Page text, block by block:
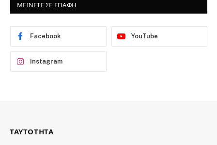
ΜΕΙΝΕΤΕ ΣΕ ΕΠΑΦΗ
Facebook YouTube
Instagram
ΤΑΥΤΟΤΗΤΑ